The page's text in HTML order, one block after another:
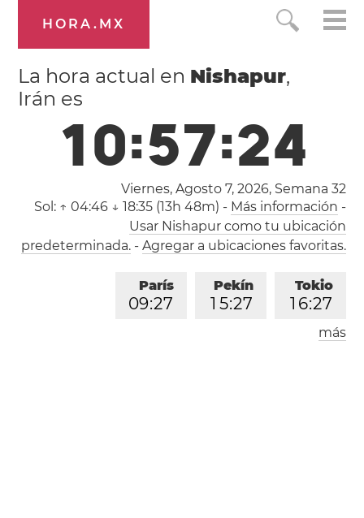
HORA.MX
La hora actual en Nishapur,
Irán es
10:57:25
Viernes, Agosto 7, 2026, Semana 32
Sol: ↑ 04:46 ↓ 18:35 (13h 48m) - Más información -
Usar Nishapur como tu ubicación
predeterminada.- Agregar a ubicaciones favoritas.
Tokio
1 6:27
Pekín
1 5:27
París
09:27
Londres
más